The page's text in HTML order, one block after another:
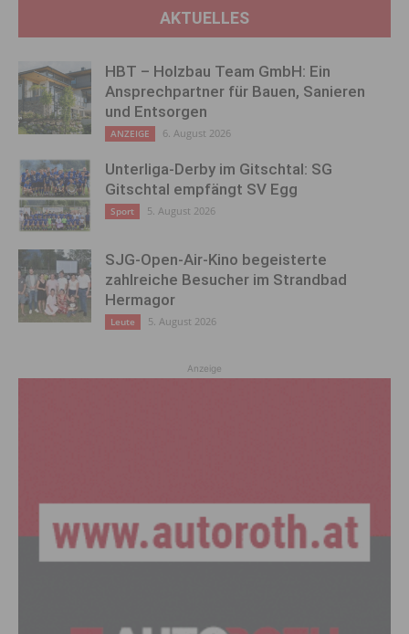
AKTUELLES
HBT – Holzbau Team GmbH: Ein
Ansprechpartner für Bauen, Sanieren
und Entsorgen
ANZEIGE 6. August 2026
Unterliga-Derby im Gitschtal: SG
Gitschtal empfängt SV Egg
Sport 5. August 2026
SJG-Open-Air-Kino begeisterte
zahlreiche Besucher im Strandbad
Hermagor
Leute 5. August 2026
Anzeige